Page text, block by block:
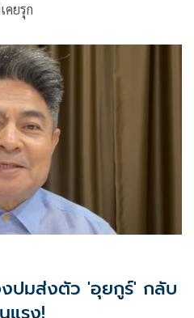
ยรุก
ปมส่งตัว 'อุยกูร์' กลับ